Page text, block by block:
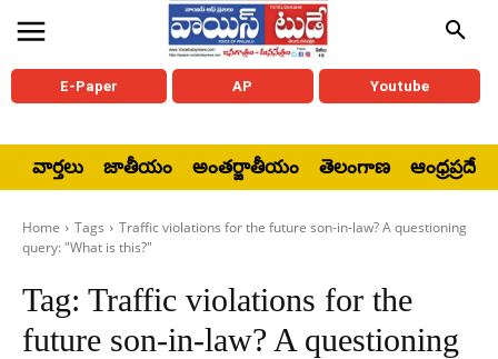
E-Paper AP Youtube
వార్తలు జాతీయం అంతర్జాతీయం తెలంగాణ ఆంధ్రప్రదేశ్
Home Tags
Traffic violations for the future son-in-law? A questioning
query: "What is this?"
Tag: Traffic violations for the
future son-in-law? A questioning